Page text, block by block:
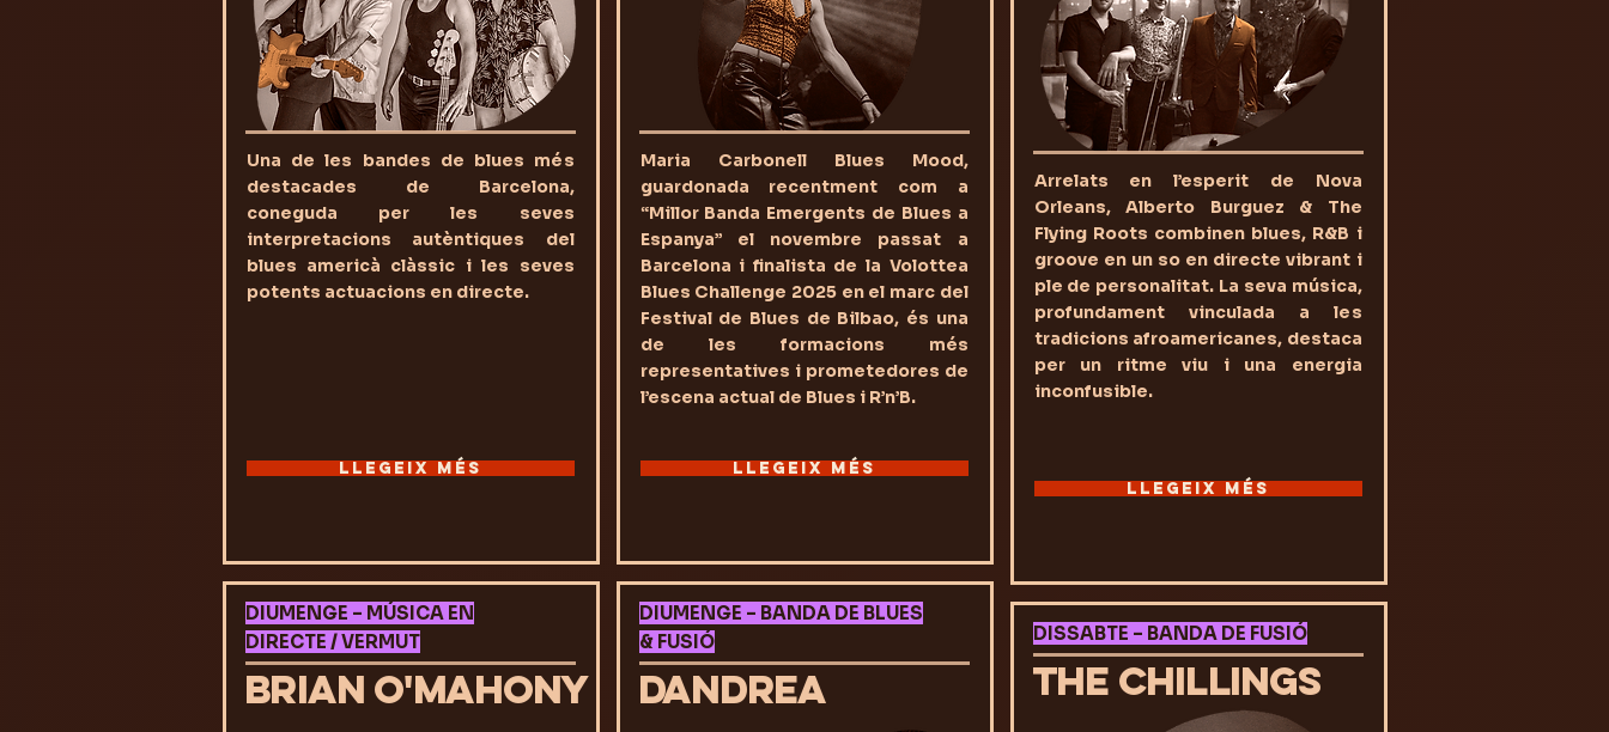
Una de les bandes de blues més
destacades de Barcelona,
coneguda per les seves
interpretacions autèntiques del
blues americà clàssic i les seves
potents actuacions en directe.
LLEGEIX MÉS
DIUMENGE – MÚSICA EN
DIRECTE / VERMUT
BRIAN O'MAHONY
Maria Carbonell Blues Mood,
guardonada recentment com a
“Millor Banda Emergents de Blues a
Espanya” el novembre passat a
Barcelona i finalista de la Volottea
Blues Challenge 2025 en el marc del
Festival de Blues de Bilbao, és una
de les formacions més
representatives i prometedores de
l’escena actual de Blues i R’n’B.
LLEGEIX MÉS
DIUMENGE – BANDA DE BLUES
& FUSIÓ
DANDREA
Arrelats en l’esperit de Nova
Orleans, Alberto Burguez & The
Flying Roots combinen blues, R&B i
groove en un so en directe vibrant i
ple de personalitat. La seva música,
profundament vinculada a les
tradicions afroamericanes, destaca
per un ritme viu i una energia
inconfusible.
LLEGEIX MÉS
DISSABTE – BANDA DE FUSIÓ
THE CHILLINGS